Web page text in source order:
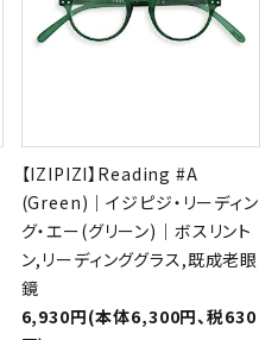
【IZIPIZI】Reading #A
(Green)｜イジピジ・リーディン
グ・エー(グリーン)｜ボスリント
ン,リーディンググラス,既成老眼
鏡
6,930円(本体6,300円、税630